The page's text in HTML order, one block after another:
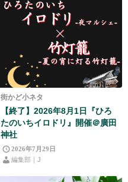
街かど小ネタ
【終了】2026年8月1日『ひろ
たのいちイロドリ』開催＠廣田
神社
2026年7月29日
編集部｜J